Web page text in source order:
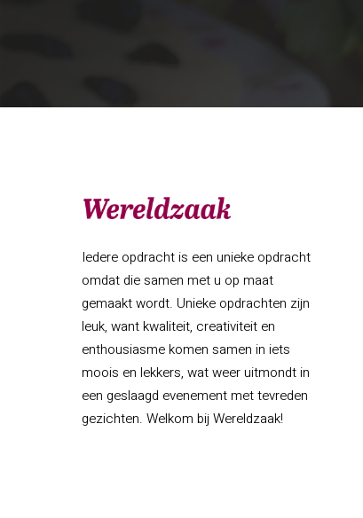
Iedere opdracht is een unieke opdracht
omdat die samen met u op maat
gemaakt wordt. Unieke opdrachten zijn
leuk, want kwaliteit, creativiteit en
enthousiasme komen samen in iets
moois en lekkers, wat weer uitmondt in
een geslaagd evenement met tevreden
gezichten. Welkom bij Wereldzaak!